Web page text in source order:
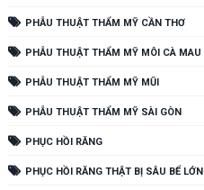
PHẪU THUẬT THẨM MỸ CẦN THƠ
PHẪU THUẬT THẨM MỸ MÔI CÀ MAU
PHẪU THUẬT THẨM MỸ MŨI
PHẪU THUẬT THẨM MỸ SÀI GÒN
PHỤC HỒI RĂNG
PHỤC HỒI RĂNG THẬT BỊ SÂU BỂ LỚN